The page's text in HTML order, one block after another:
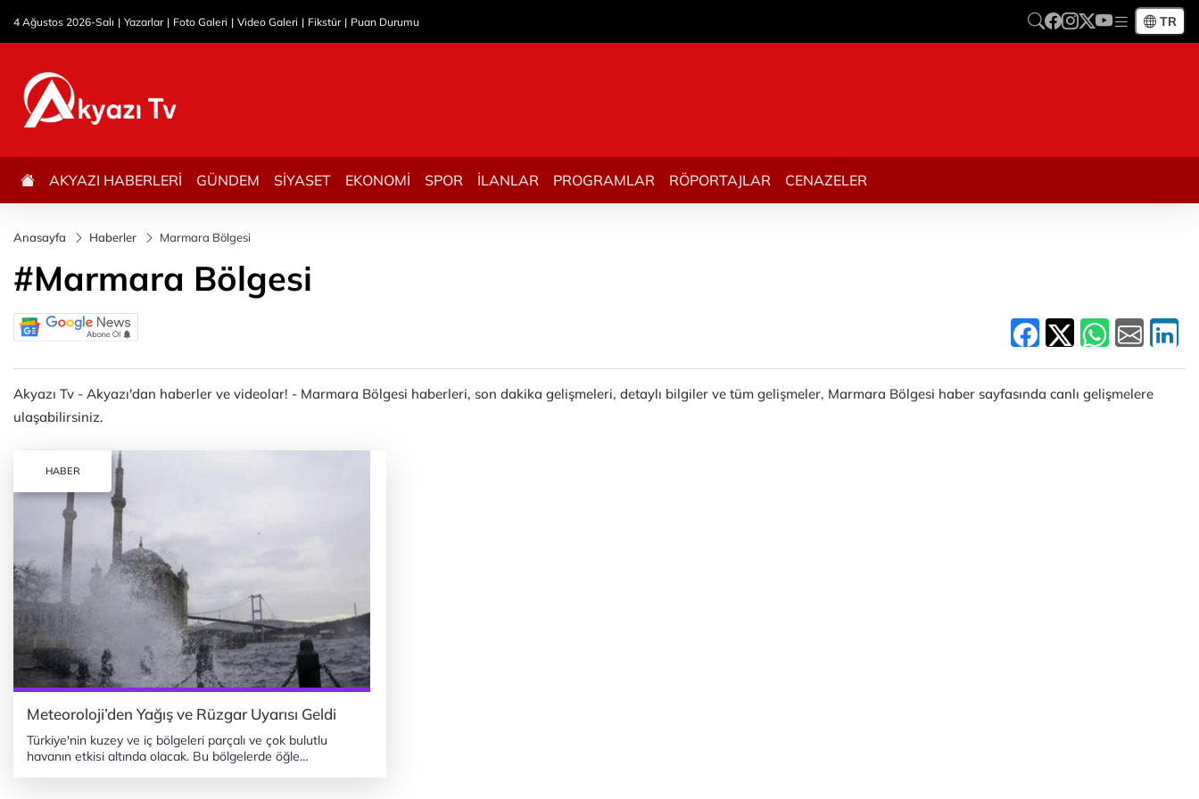
4 Ağustos 2026-Salı Yazarlar Foto Galeri Video Galeri Fikstür Puan Durumu TR
AKYAZI HABERLERİ GÜNDEM SİYASET EKONOMİ SPOR İLANLAR PROGRAMLAR RÖPORTAJLAR CENAZELER
Anasayfa Haberler Marmara Bölgesi
#Marmara Bölgesi
Akyazı Tv - Akyazı'dan haberler ve videolar! - Marmara Bölgesi haberleri, son dakika gelişmeleri, detaylı bilgiler ve tüm gelişmeler, Marmara Bölgesi haber sayfasında canlı gelişmelere
ulaşabilirsiniz.
HABER
Meteoroloji’den Yağış ve Rüzgar Uyarısı Geldi
Türkiye'nin kuzey ve iç bölgeleri parçalı ve çok bulutlu
havanın etkisi altında olacak. Bu bölgelerde öğle